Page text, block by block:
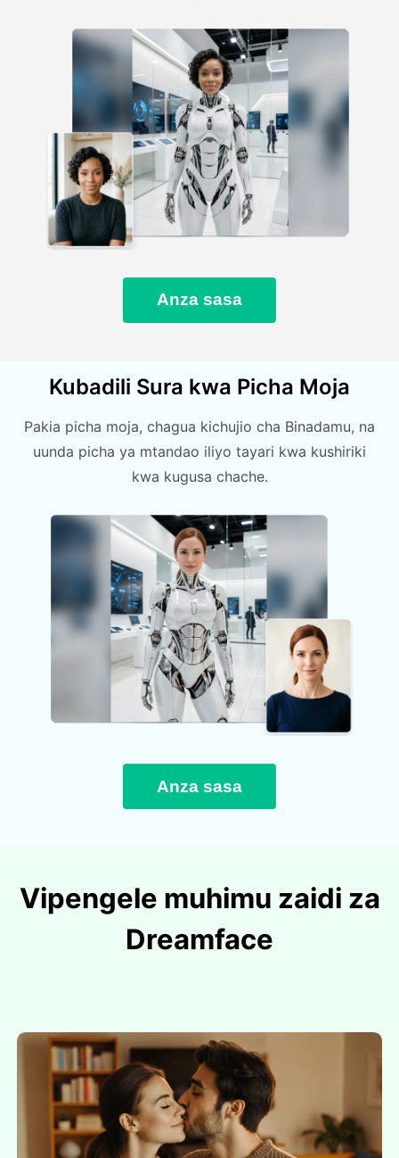
Anza sasa
Kubadili Sura kwa Picha Moja
Pakia picha moja, chagua kichujio cha Binadamu, na
uunda picha ya mtandao iliyo tayari kwa kushiriki
kwa kugusa chache.
Anza sasa
Vipengele muhimu zaidi za
Dreamface